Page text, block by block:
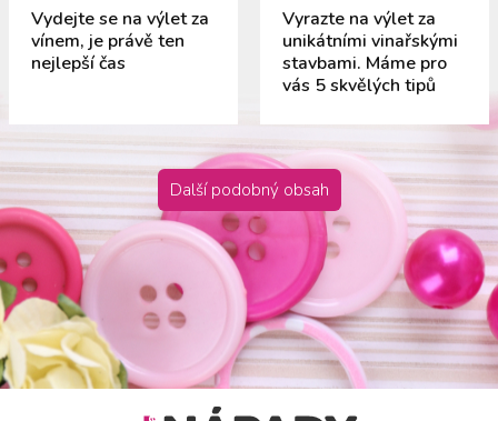
Vydejte se na výlet za
vínem, je právě ten
nejlepší čas
Vyrazte na výlet za
unikátními vinařskými
stavbami. Máme pro
vás 5 skvělých tipů
Další podobný obsah